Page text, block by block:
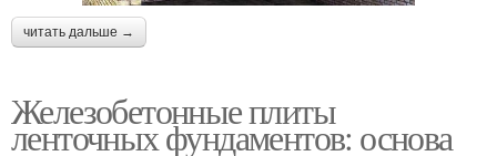
читать дальше →
Железобетонные плиты
ленточных фундаментов: основа